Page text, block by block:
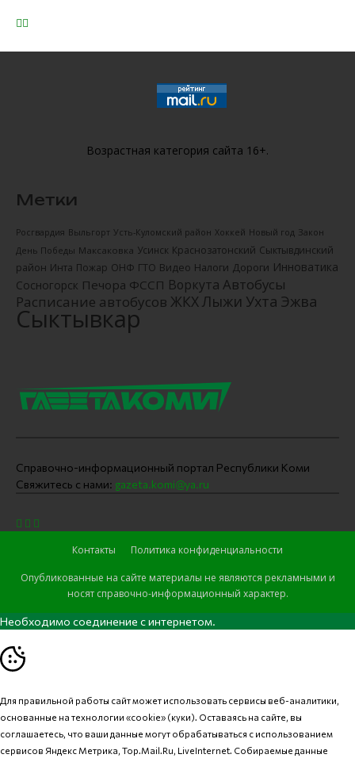
Возрастная категория сайта 16+.
Метки
Росгвардия Выльгорт Усть-Куломский район Хоккей Новый год Закон
День Победы Максаковка Усинск Краснозатонский Сыктывдинский
район Инта Пожар ОНФ ГТО Видео Налоги Дороги Инноватика
Сосногорск Печора ФССП Воркута Автобусы
Расписание автобусов ЖКХЛыжи Ухта Эжва
Сыктывкар
Справочно-информационный портал Республики Коми
Свяжитесь с нами: gazeta.komi@ya.ru
Контакты Политика конфиденциальности
Опубликованные на сайте материалы не являются рекламными и
носят справочно-информационный характер.
Необходимо соединение с интернетом.
Для правильной работы сайт может использовать сервисы веб-аналитики,
основанные на технологии «cookie» (куки). Оставаясь на сайте, вы
соглашаетесь, что ваши данные могут обрабатываться с использованием
сервисов Яндекс Метрика, Top.Mail.Ru, LiveInternet. Собираемые данные